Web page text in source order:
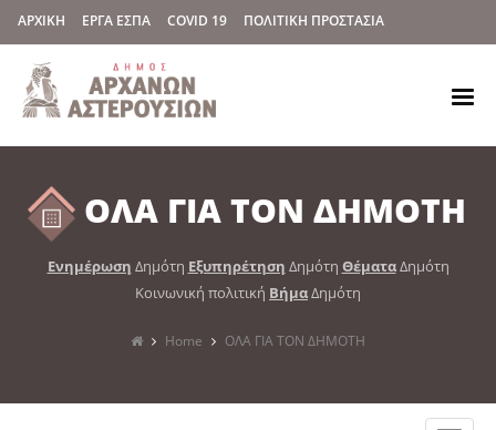
ΑΡΧΙΚΗ ΕΡΓΑ ΕΣΠΑ COVID 19 ΠΟΛΙΤΙΚΗ ΠΡΟΣΤΑΣΙΑ
ΟΛΑ ΓΙΑ ΤΟΝ ΔΗΜΟΤΗ
Ενημέρωση Δημότη Εξυπηρέτηση Δημότη ΘέματαΔημότη
Κοινωνική πολιτική ΒήμαΔημότη
Home ΟΛΑ ΓΙΑ ΤΟΝ ΔΗΜΟΤΗ